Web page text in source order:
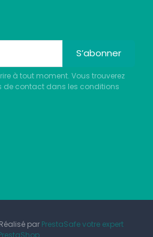
S’abonner
à tout moment. Vous trouverez
de contact dans les conditions
par PrestaSafe votre expert